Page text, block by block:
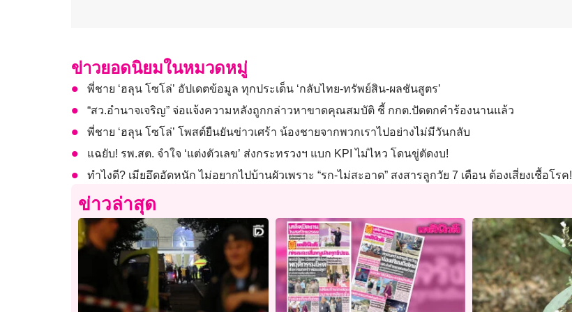
ข่าวยอดนิยมในหมวดหมู่
พี่ชาย ‘ฮลุน โซโล่’ อัปเดตข้อมูล ทุกประเด็น ‘กลับไทย-ทรัพย์สิน-ผลชันสูตร’
“สว.อำนาจเจริญ” จ่อแจ้งความหลังถูกกล่าวหาขาดคุณสมบัติ ชี้ กกต.ปัดตกคำร้องนานแล้ว
พี่ชาย ‘ฮลุน โซโล่’ โพสต์ยืนยันข่าวเศร้า น้องชายจากพวกเราไปอย่างไม่มีวันกลับ
แฉยับ! รพ.สต. จำใจ ‘แต่งตัวเลข’ ส่งกระทรวงฯ แบก KPI ไม่ไหว โดนขู่ตัดงบ!
ทำไงดี? เมียอึดอัดหนัก ไม่อยากไปบ้านผัวเพราะ “รก-ไม่สะอาด” สงสารลูกวัย 7 เดือน ต้องเสี่ยงเชื้อโรค!
ข่าวล่าสุด